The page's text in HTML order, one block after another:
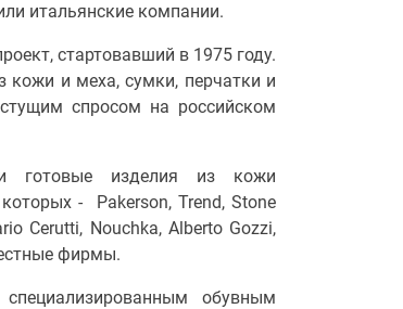
итальянские компании.
стартовавший в 1975 году.
кожи и меха, сумки, перчатки и
спросом на российском
готовые изделия из кожи
- Pakerson, Trend, Stone
Cerutti, Nouchka, Alberto Gozzi,
фирмы.
обувным